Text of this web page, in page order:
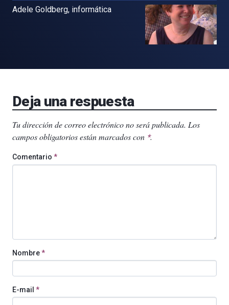
Adele Goldberg, informática
Deja una respuesta
Tu dirección de correo electrónico no será publicada. Los
campos obligatorios están marcados con *.
Comentario *
Nombre*
E-mail *